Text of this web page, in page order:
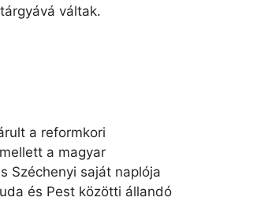
váltak.
a reformkori
a magyar
Széchenyi saját naplója
és Pest közötti állandó